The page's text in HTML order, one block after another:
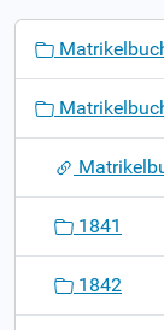
o
1841
1842